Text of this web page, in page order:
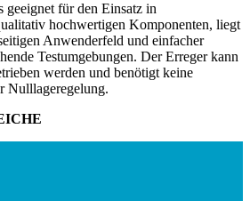
geeignet für den Einsatz in
hochwertigen Komponenten, liegt
Anwenderfeld und einfacher
Testumgebungen. Der Erreger kann
werden und benötigt keine
Nulllageregelung.